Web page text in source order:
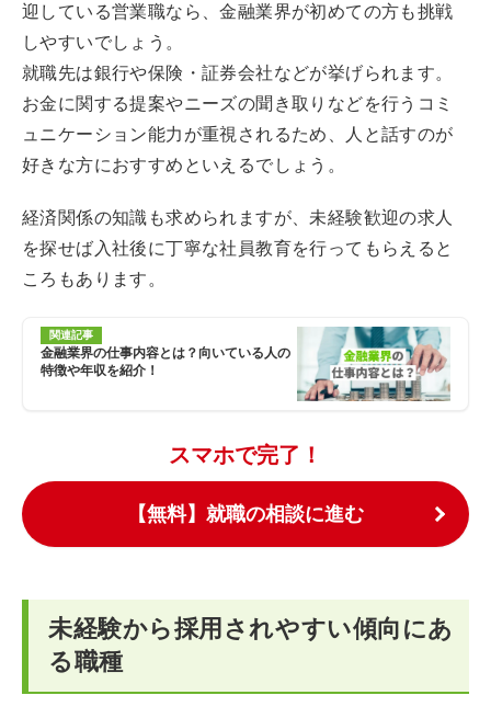
迎している営業職なら、金融業界が初めての方も挑戦
しやすいでしょう。
就職先は銀行や保険・証券会社などが挙げられます。
お金に関する提案やニーズの聞き取りなどを行うコミ
ュニケーション能力が重視されるため、人と話すのが
好きな方におすすめといえるでしょう。
経済関係の知識も求められますが、未経験歓迎の求人
を探せば入社後に丁寧な社員教育を行ってもらえると
ころもあります。
関連記事
金融業界の仕事内容とは？向いている人の
特徴や年収を紹介！
スマホで完了！
【無料】就職の相談に進む
未経験から採用されやすい傾向にあ
る職種